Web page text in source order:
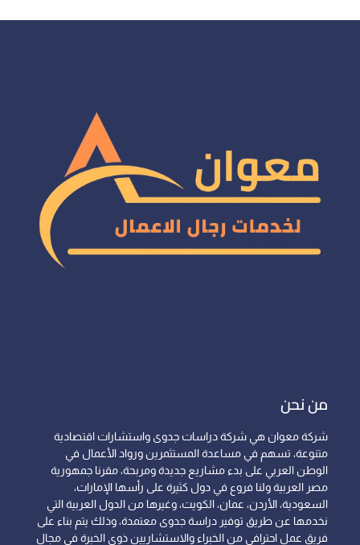
من نحن
شركة معوان هي شركة دراسات جدوى واستشارات اقتصادية
متنوعة، تسهم في مساعدة المستثمرين ورواد الأعمال في
الوطن العربي على بدء مشاريع جديدة ومربحة، مقرنا جمهورية
مصر العربية ولنا فروع في دول كثيرة على رأسها الإمارات،
السعودية، الأردن، عمان، الكويت، وغيرها من الدول العربية التي
نخدمها عن طريق توفير دراسة جدوى معتمدة، وذلك يتم بناء على
فريق عمل احترافي من الخبراء والاستشاريين ذوي الخبرة في مجال